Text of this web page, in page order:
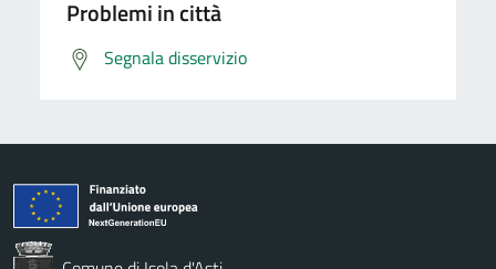
Problemi in città
Segnala disservizio